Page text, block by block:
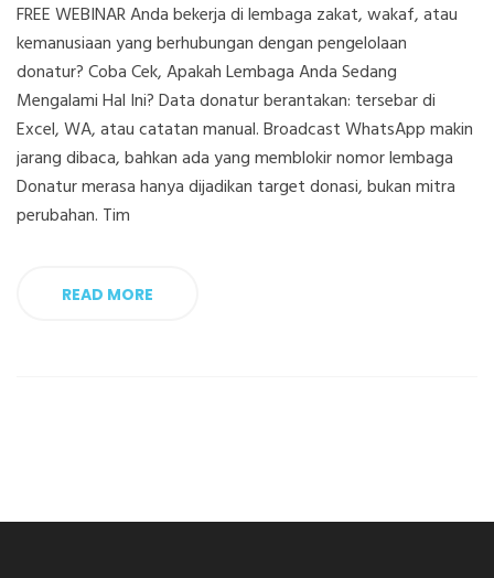
FREE WEBINAR Anda bekerja di lembaga zakat, wakaf, atau
kemanusiaan yang berhubungan dengan pengelolaan
donatur? Coba Cek, Apakah Lembaga Anda Sedang
Mengalami Hal Ini? Data donatur berantakan: tersebar di
Excel, WA, atau catatan manual. Broadcast WhatsApp makin
jarang dibaca, bahkan ada yang memblokir nomor lembaga
Donatur merasa hanya dijadikan target donasi, bukan mitra
perubahan. Tim
READ MORE